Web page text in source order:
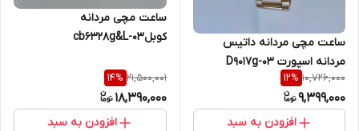
ساعت مچی مردانه داتیس
مردانه اسپورت D9017g-03
10,726,000
12%
9,399,000
افزودن به سبد
ساعت مچی مردانه
کوبلcb6328g&L-03
21,500,001
14%
18,390,000
افزودن به سبد